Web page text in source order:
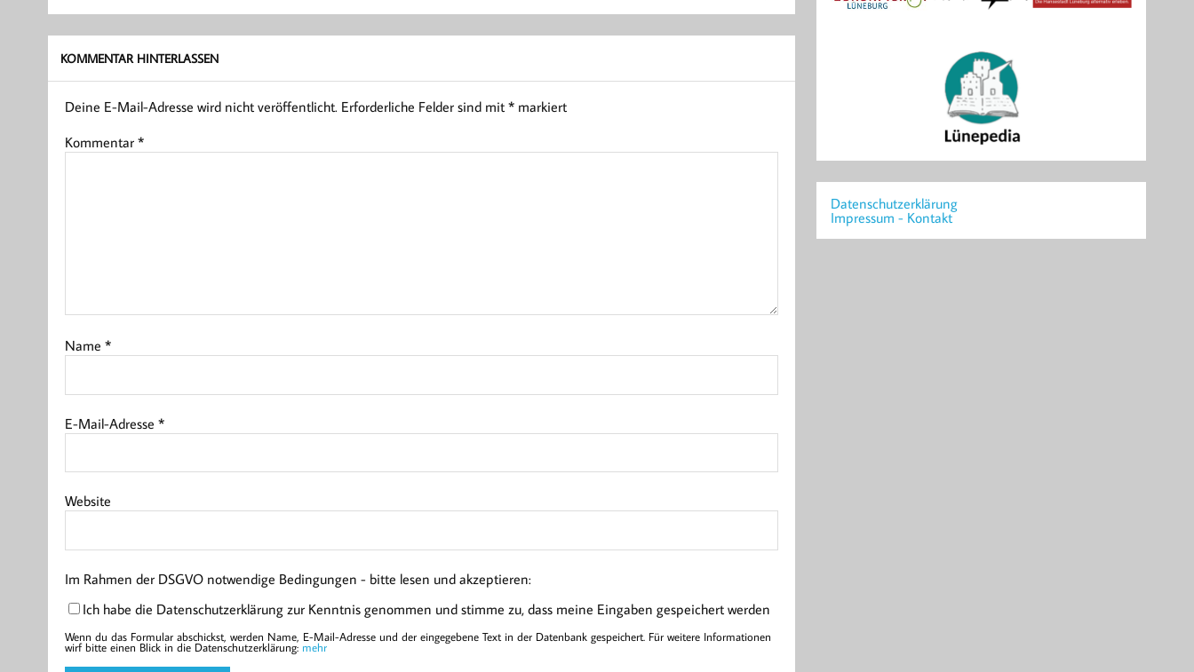
KOMMENTAR HINTERLASSEN
Deine E-Mail-Adresse wird nicht veröffentlicht. Erforderliche Felder sind mit *markiert
Kommentar *
Name *
E-Mail-Adresse *
Website
Im Rahmen der DSGVO notwendige Bedingungen - bitte lesen und akzeptieren:
Ich habe die Datenschutzerklärung zur Kenntnis genommen und stimme zu, dass meine Eingaben gespeichert werden
Wenn du das Formular abschickst, werden Name, E-Mail-Adresse und der eingegebene Text in der Datenbank gespeichert. Für weitere Informationen
wirf bitte einen Blick in die Datenschutzerklärung: mehr
Datenschutzerklärung
Impressum - Kontakt